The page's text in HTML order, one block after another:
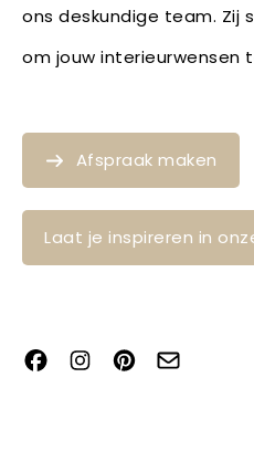
ons deskundige team. Zij
om jouw
Afspraak maken
Laat je inspireren in